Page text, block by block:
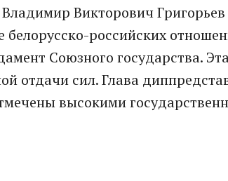
Викторович
белорусско-российских
Союзного государства.
отдачи сил. Глава
высокими